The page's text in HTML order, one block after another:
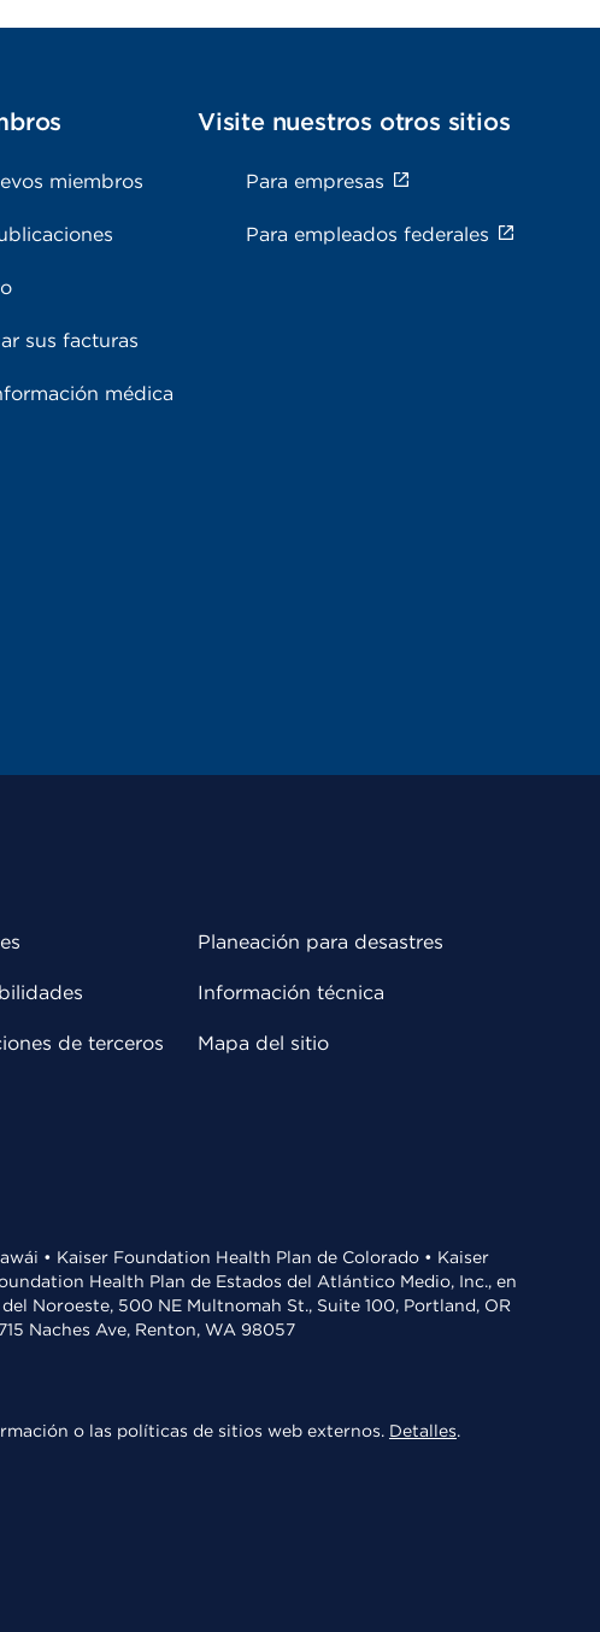
miembros
sus facturas
médica
Visite nuestros otros sitios
Para empresas
Para empleados federales
de terceros
Planeación para desastres
Información técnica
Mapa del sitio
• Kaiser Foundation Health Plan de Colorado • Kaiser
Health Plan de Estados del Atlántico Medio, Inc., en
Noroeste, 500 NE Multnomah St., Suite 100, Portland, OR
Naches Ave, Renton, WA 98057
o las políticas de sitios web externos. Detalles.